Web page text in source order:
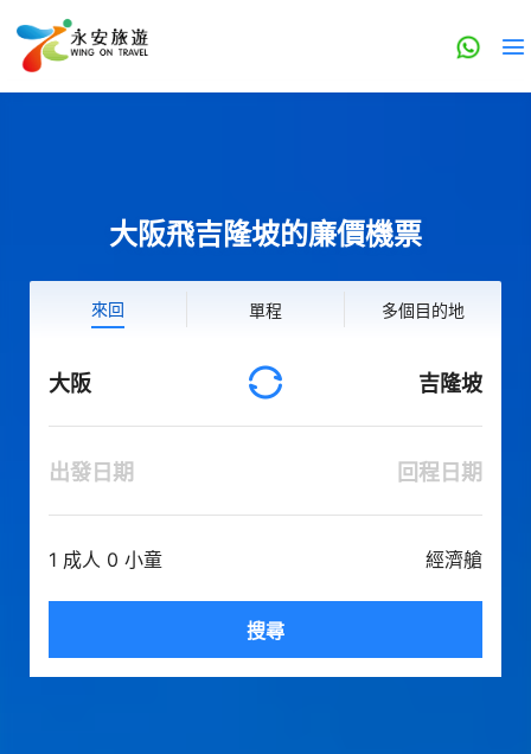
大阪飛吉隆坡的廉價機票
來回 單程 多個目的地
大阪 吉隆坡
出發日期 回程日期
1 成人 0 小童 經濟艙
搜尋